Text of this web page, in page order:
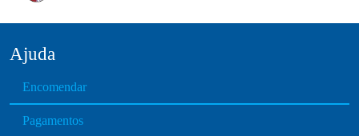
Ajuda
Encomendar
Pagamentos